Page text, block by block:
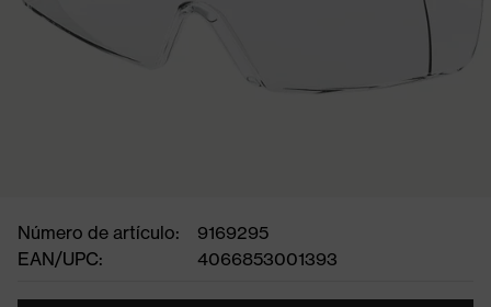
Número de artículo:
9169295
EAN/UPC:
4066853001393